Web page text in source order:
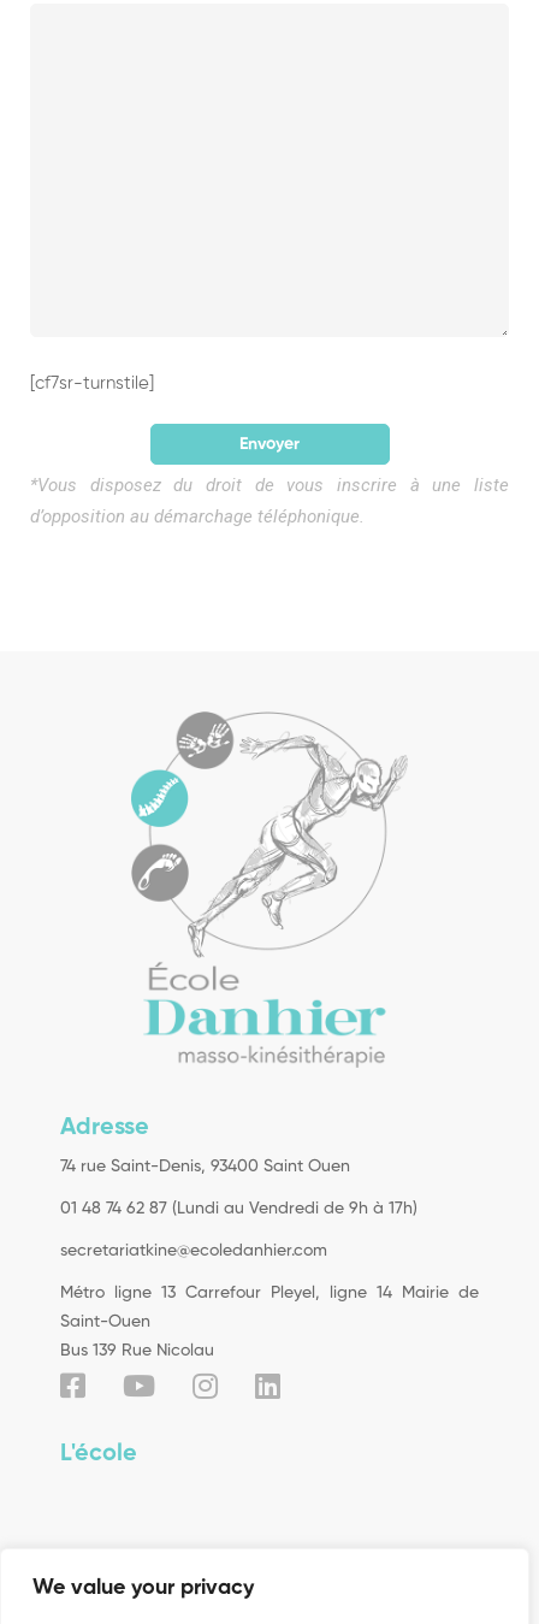
We value your privacy
[cf7sr-turnstile]
*Vous disposez du droit de vous inscrire à une liste
d’opposition au démarchage téléphonique.
Adresse
74 rue Saint-Denis, 93400 Saint Ouen
01 48 74 62 87 (Lundi au Vendredi de 9h à 17h)
secretariatkine@ecoledanhier.com
Métro ligne 13 Carrefour Pleyel, ligne 14 Mairie de
Saint-Ouen
Bus 139 Rue Nicolau
L'école
Informations